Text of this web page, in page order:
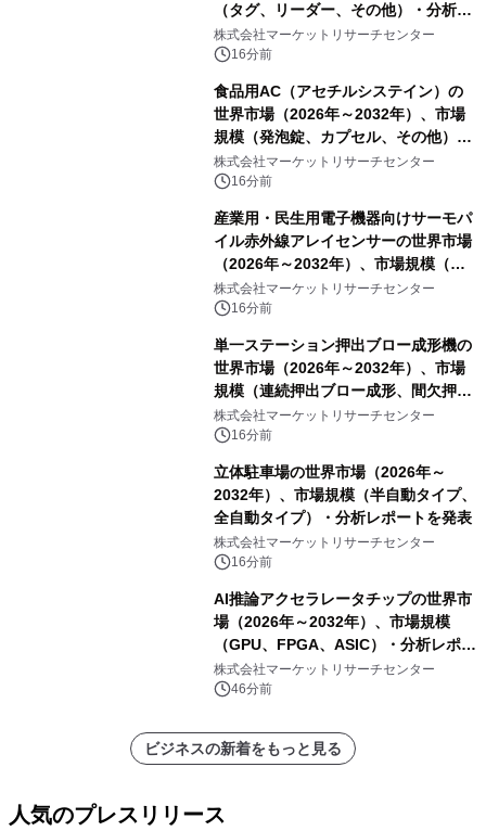
（タグ、リーダー、その他）・分析レ
ポートを発表
株式会社マーケットリサーチセンター
16分前
食品用AC（アセチルシステイン）の
世界市場（2026年～2032年）、市場
規模（発泡錠、カプセル、その他）・
分析レポートを発表
株式会社マーケットリサーチセンター
16分前
産業用・民生用電子機器向けサーモパ
イル赤外線アレイセンサーの世界市場
（2026年～2032年）、市場規模（ス
ルーホールタイプ、SMDタイプ）・分
析レポートを発表
株式会社マーケットリサーチセンター
16分前
単一ステーション押出ブロー成形機の
世界市場（2026年～2032年）、市場
規模（連続押出ブロー成形、間欠押出
ブロー成形）・分析レポートを発表
株式会社マーケットリサーチセンター
16分前
立体駐車場の世界市場（2026年～
2032年）、市場規模（半自動タイプ、
全自動タイプ）・分析レポートを発表
株式会社マーケットリサーチセンター
16分前
AI推論アクセラレータチップの世界市
場（2026年～2032年）、市場規模
（GPU、FPGA、ASIC）・分析レポー
トを発表
株式会社マーケットリサーチセンター
46分前
ビジネスの新着をもっと見る
人気のプレスリリース